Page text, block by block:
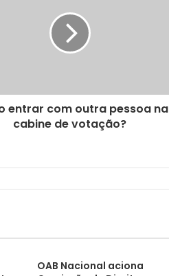
entrar com outra pessoa na
cabine de votação?
OAB Nacional aciona